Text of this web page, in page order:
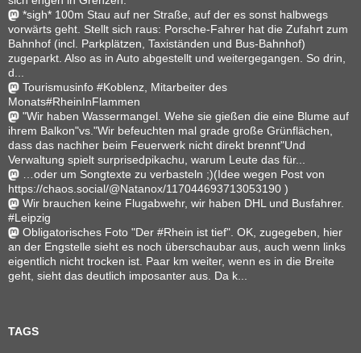
*sigh* 100m Stau auf ner Straße, auf der es sonst halbwegs
vorwärts geht. Stellt sich raus: Porsche-Fahrer hat die Zufahrt zum
Bahnhof (incl. Parkplätzen, Taxiständen und Bus-Bahnhof)
zugeparkt. Also as in Auto abgestellt und weitergegangen. So drin,
d...
Tourismusinfo #Koblenz, Mitarbeiter des
Monats#RheinInFlammen
"Wir haben Wassermangel. Wehe sie gießen die eine Blume auf
ihrem Balkon"vs."Wir befeuchten mal grade große Grünflächen,
dass das nachher beim Feuerwerk nicht direkt brennt"Und
Verwaltung spielt surprisedpikachu, warum Leute das für...
…oder um Songtexte zu verbasteln ;)(Idee wegen Post von
https://chaos.social/@Natanox/117044693713053190 )
Wir brauchen keine Flugabwehr, wir haben DHL und Busfahrer.
#Leipzig
Obligatorisches Foto "Der #Rhein ist tief". OK, zugegeben, hier
an der Engstelle sieht es noch überschaubar aus, auch wenn links
eigentlich nicht trocken ist. Paar km weiter, wenn es in die Breite
geht, sieht das deutlich imposanter aus. Da k...
TAGS